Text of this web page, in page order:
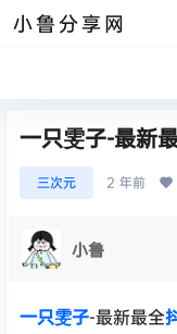
小鲁分享网
一只雯子-最新
三次元 2 年前
小鲁
一只雯子-最新最全